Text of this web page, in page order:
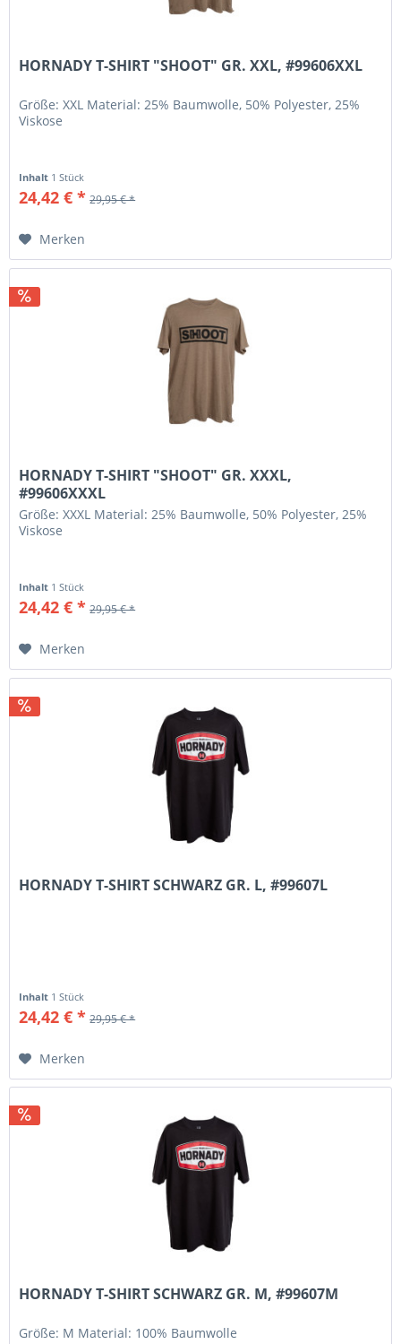
HORNADY T-SHIRT "SHOOT" GR. XXL, #99606XXL
Größe: XXL Material: 25% Baumwolle, 50% Polyester, 25%
Viskose
Inhalt 1 Stück
24,42 € * 29,95 € *
Merken
HORNADY T-SHIRT "SHOOT" GR. XXXL,
#99606XXXL
Größe: XXXL Material: 25% Baumwolle, 50% Polyester, 25%
Viskose
Inhalt 1 Stück
24,42 € * 29,95 € *
Merken
HORNADY T-SHIRT SCHWARZ GR. L, #99607L
Inhalt 1 Stück
24,42 € * 29,95 € *
Merken
HORNADY T-SHIRT SCHWARZ GR. M, #99607M
Größe: M Material: 100% Baumwolle